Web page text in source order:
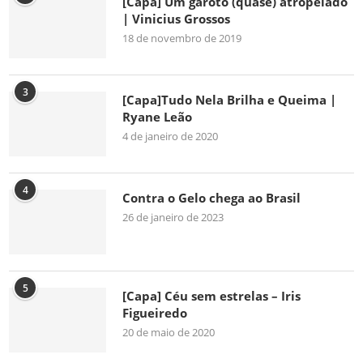
| Vinicius Grossos
18 de novembro de 2019
3
[Capa]Tudo Nela Brilha e Queima |
Ryane Leão
4 de janeiro de 2020
4 Contra o Gelo chega ao Brasil
26 de janeiro de 2023
5
[Capa] Céu sem estrelas – Iris
Figueiredo
20 de maio de 2020